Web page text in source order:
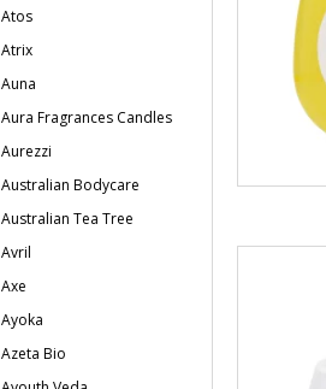
Atos
Atrix
Auna
Aura Fragrances Candles
Aurezzi
Australian Bodycare
Australian Tea Tree
Avril
Axe
Ayoka
Azeta Bio